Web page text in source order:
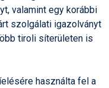
valamint egy korábbi
szolgálati igazolványt
tiroli síterületen is
használta fel a